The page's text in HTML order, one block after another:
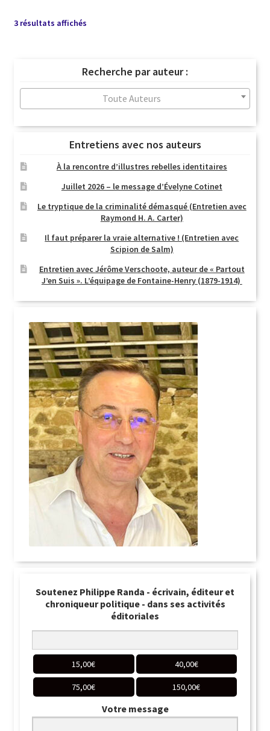
3 résultats affichésTrié
au
plus
ancien
Recherche par auteur :
Toute Auteurs
Entretiens avec nos auteurs
À la rencontre d’illustres rebelles identitaires
Juillet 2026 – le message d’Évelyne Cotinet
Le tryptique de la criminalité démasqué (Entretien avec
Raymond H. A. Carter)
Il faut préparer la vraie alternative ! (Entretien avec
Scipion de Salm)
Entretien avec Jérôme Verschoote, auteur de « Partout
J’en Suis ». L’équipage de Fontaine-Henry (1879-1914)
Soutenez Philippe Randa - écrivain, éditeur et
chroniqueur politique - dans ses activités
éditoriales
15,00€ 40,00€
75,00€ 150,00€
Votre message